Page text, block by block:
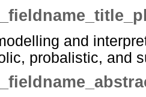
and
probalistic, and